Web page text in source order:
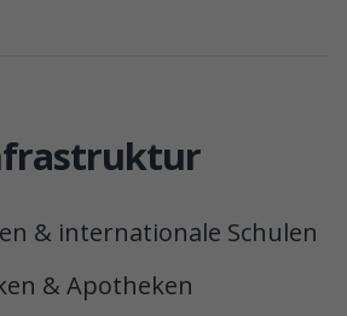
& internationale Schulen
& Apotheken